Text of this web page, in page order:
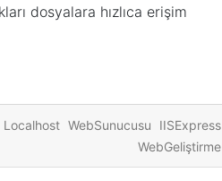
dosyalara hızlıca erişim
IISExpress
WebSunucusu
Localhost
WebGeliştirme